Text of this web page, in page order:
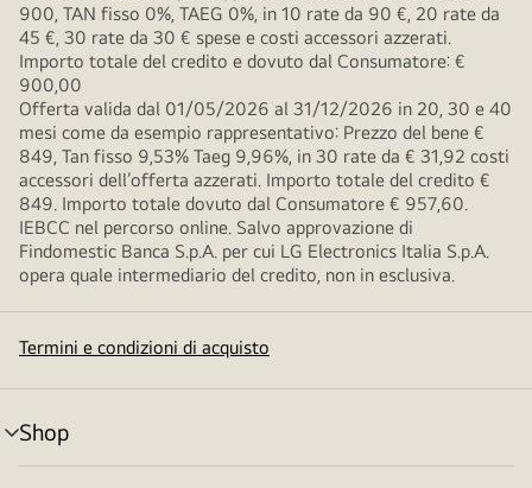
900, TAN fisso 0%, TAEG 0%, in 10 rate da 90 €, 20 rate da
45 €, 30 rate da 30 € spese e costi accessori azzerati.
Importo totale del credito e dovuto dal Consumatore: €
900,00
Offerta valida dal 01/05/2026 al 31/12/2026 in 20, 30 e 40
mesi come da esempio rappresentativo: Prezzo del bene €
849, Tan fisso 9,53% Taeg 9,96%, in 30 rate da € 31,92 costi
accessori dell’offerta azzerati. Importo totale del credito €
849. Importo totale dovuto dal Consumatore € 957,60.
IEBCC nel percorso online. Salvo approvazione di
Findomestic Banca S.p.A. per cui LG Electronics Italia S.p.A.
opera quale intermediario del credito, non in esclusiva.
Termini e condizioni di acquisto
Shop
Attivazione
menu